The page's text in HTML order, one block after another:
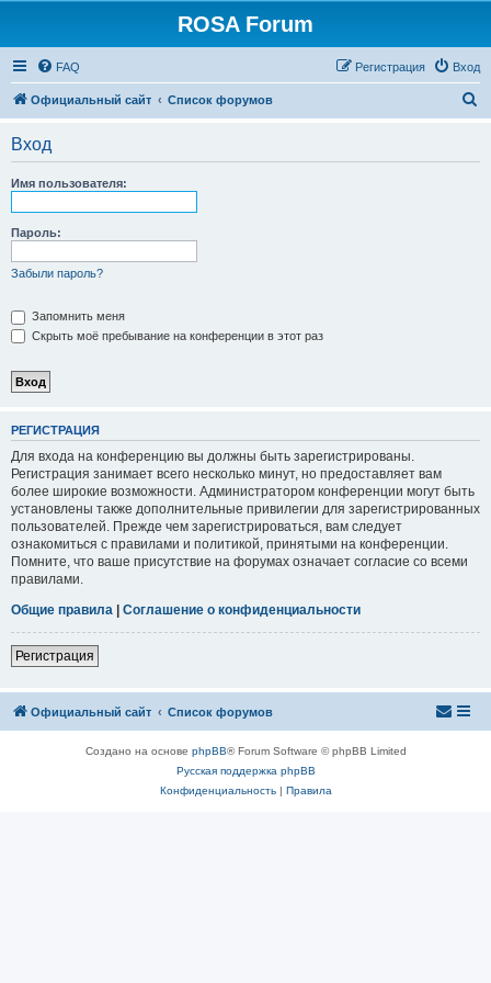
ROSA Forum
FAQ Вход
Регистрация
Официальный сайт Список форумов
Вход
Имя пользователя:
Пароль:
Забыли пароль?
Запомнить меня
Скрыть моё пребывание на конференции в этот раз
РЕГИСТРАЦИЯ
Для входа на конференцию вы должны быть зарегистрированы.
Регистрация занимает всего несколько минут, но предоставляет вам
более широкие возможности. Администратором конференции могут быть
установлены также дополнительные привилегии для зарегистрированных
пользователей. Прежде чем зарегистрироваться, вам следует
ознакомиться с правилами и политикой, принятыми на конференции.
Помните, что ваше присутствие на форумах означает согласие со всеми
правилами.
Общие правила | Соглашение о конфиденциальности
Регистрация
Официальный сайт Список форумов
Создано на основе phpBB® Forum Software © phpBB Limited
Русская поддержка phpBB
Конфиденциальность| Правила